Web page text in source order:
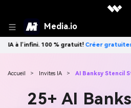
Media.io
Créez des images IA
Accueil > Invites IA > AI Banksy Stencil
25+ AI